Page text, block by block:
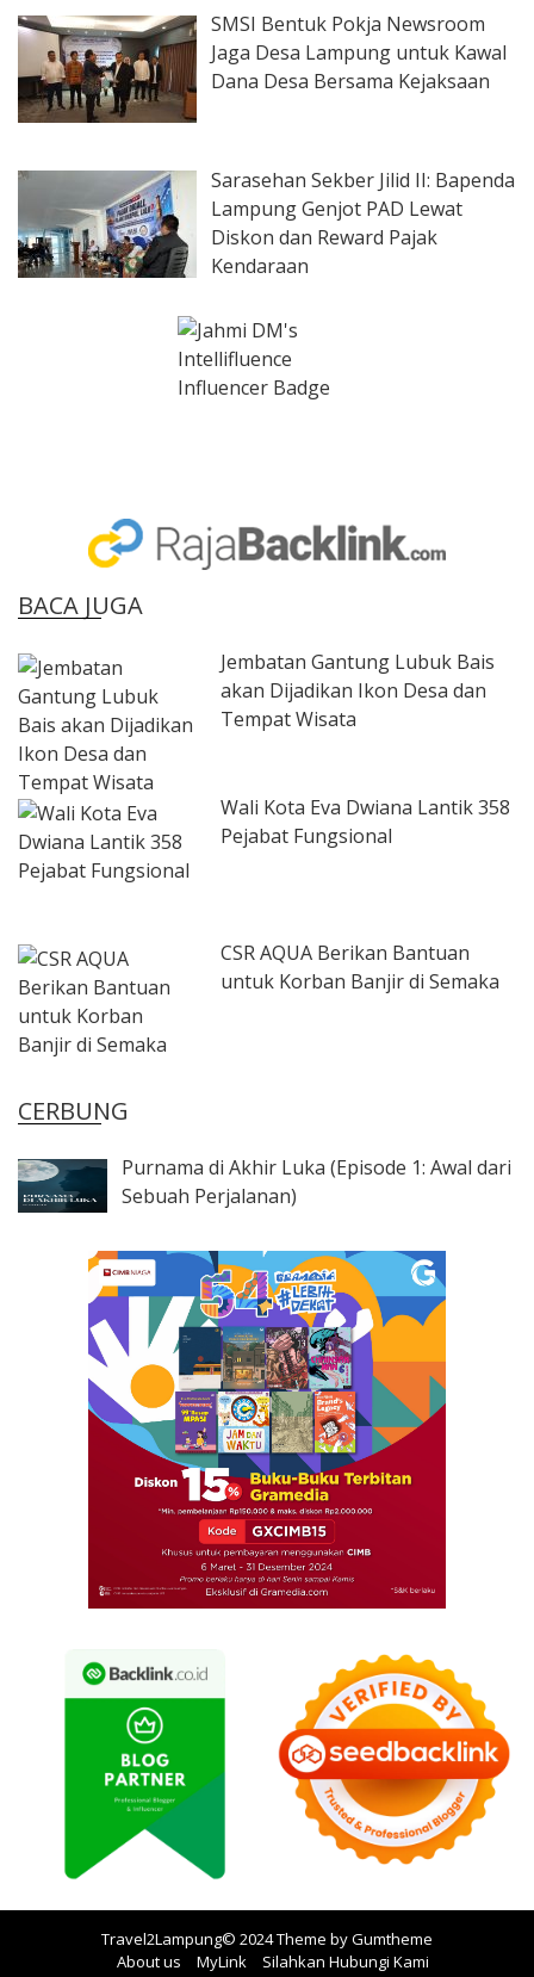
SMSI Bentuk Pokja Newsroom
Jaga Desa Lampung untuk Kawal
Dana Desa Bersama Kejaksaan
Sarasehan Sekber Jilid II: Bapenda
Lampung Genjot PAD Lewat
Diskon dan Reward Pajak
Kendaraan
BACA JUGA
Jembatan Gantung Lubuk Bais
akan Dijadikan Ikon Desa dan
Tempat Wisata
Wali Kota Eva Dwiana Lantik 358
Pejabat Fungsional
CSR AQUA Berikan Bantuan
untuk Korban Banjir di Semaka
CERBUNG
Purnama di Akhir Luka (Episode 1: Awal dari
Sebuah Perjalanan)
Travel2Lampung© 2024 Theme byGumtheme
About us
MyLink Silahkan Hubungi Kami